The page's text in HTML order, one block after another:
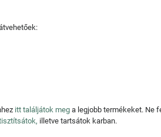
itt találjátok meg a legjobb termékeket. Ne
illetve tartsátok karban.